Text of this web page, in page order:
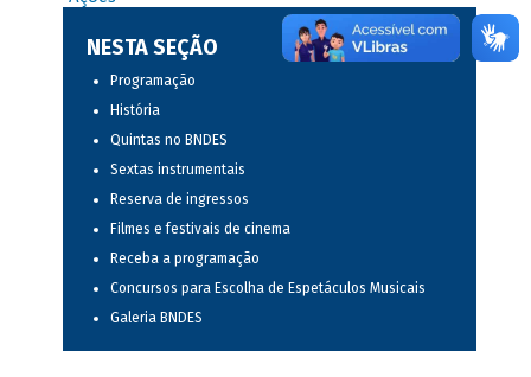
NESTA SEÇÃO
Programação
História
Quintas no BNDES
Sextas instrumentais
Reserva de ingressos
Filmes e festivais de cinema
Receba a programação
Concursos para Escolha de Espetáculos Musicais
Galeria BNDES